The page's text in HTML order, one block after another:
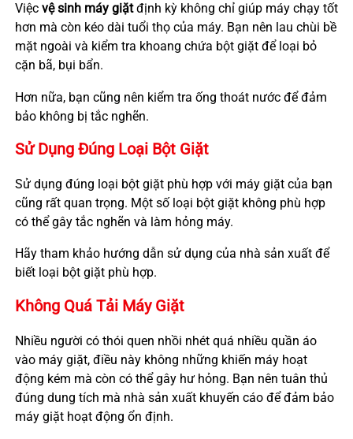
Việc vệ sinh máy giặtđịnh kỳ không chỉ giúp máy chạy tốt
hơn mà còn kéo dài tuổi thọ của máy. Bạn nên lau chùi bề
mặt ngoài và kiểm tra khoang chứa bột giặt để loại bỏ
cặn bã, bụi bẩn.
Hơn nữa, bạn cũng nên kiểm tra ống thoát nước để đảm
bảo không bị tắc nghẽn.
Sử Dụng Đúng Loại Bột Giặt
Sử dụng đúng loại bột giặt phù hợp với máy giặt của bạn
cũng rất quan trọng. Một số loại bột giặt không phù hợp
có thể gây tắc nghẽn và làm hỏng máy.
Hãy tham khảo hướng dẫn sử dụng của nhà sản xuất để
biết loại bột giặt phù hợp.
Không Quá Tải Máy Giặt
Nhiều người có thói quen nhồi nhét quá nhiều quần áo
vào máy giặt, điều này không những khiến máy hoạt
động kém mà còn có thể gây hư hỏng. Bạn nên tuân thủ
đúng dung tích mà nhà sản xuất khuyến cáo để đảm bảo
máy giặt hoạt động ổn định.